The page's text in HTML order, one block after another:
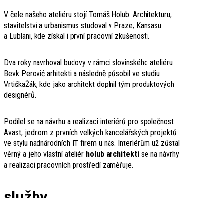
V čele našeho ateliéru stojí Tomáš Holub. Architekturu,
stavitelství a urbanismus studoval v Praze, Kansasu
a Lublani, kde získal i první pracovní zkušenosti.
Dva roky navrhoval budovy v rámci slovinského ateliéru
Bevk Perović arhitekti a následně působil ve studiu
VrtiškaŽák, kde jako architekt doplnil tým produktových
designérů.
Podílel se na návrhu a realizaci interiérů pro společnost
Avast, jednom z prvních velkých kancelářských projektů
ve stylu nadnárodních IT firem u nás. Interiérům už zůstal
věrný a jeho vlastní ateliér holub architekti se na návrhy
a realizaci pracovních prostředí zaměřuje.